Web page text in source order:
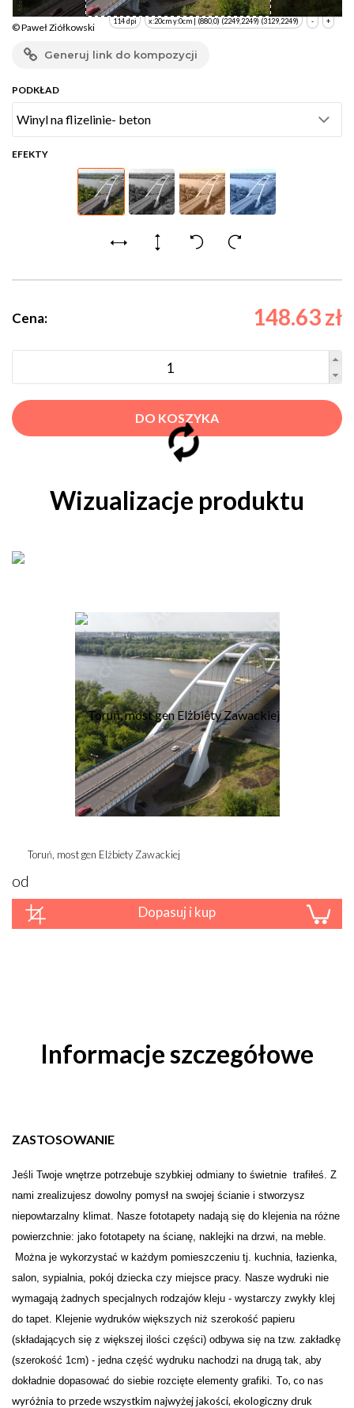
+
-
x:20cm y:0cm | (880,0) (2249,2249) (3129,2249)
114 dpi
© Paweł Ziółkowski
Generuj link do kompozycji
PODKŁAD
EFEKTY
Cena: 148.63 zł
DO KOSZYKA
Wizualizacje produktu
Toruń, most gen Elżbiety Zawackiej
od
Dopasuj i kup
Informacje szczegółowe
ZASTOSOWANIE
Jeś li Twoje wnętrze potrzebuje szybkiej odmiany to świetnie trafiłeś. Z
nami zrealizujesz dowolny pomysł na swojej ścianie i stworzysz
niepowtarzalny klimat. Nasze fototapety nadają się do klejenia na różne
powierzchnie: jako fototapety na ścianę, naklejki na drzwi, na meble.
Można je wykorzystać w każdym pomieszczeniu tj. kuchnia, łazienka,
salon, sypialnia, pokój dziecka czy miejsce pracy. Nasze wydruki nie
wymagają żadnych specjalnych rodzajów kleju - wystarczy zwykły klej
do tapet. Klejenie wydruków większych niż szerokość papieru
(składających się z większej ilości części) odbywa się na tzw. zakładkę
(szerokość 1cm) - jedna część wydruku nachodzi na drugą tak, aby
dokładnie dopasować do siebie rozcięte elementy grafiki. To, co nas
wyróżnia to przede wszystkim najwyżej jakości, ekologiczny druk